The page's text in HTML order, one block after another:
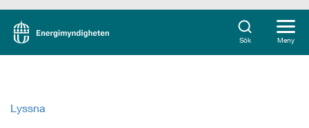
Sök Meny
Lyssna